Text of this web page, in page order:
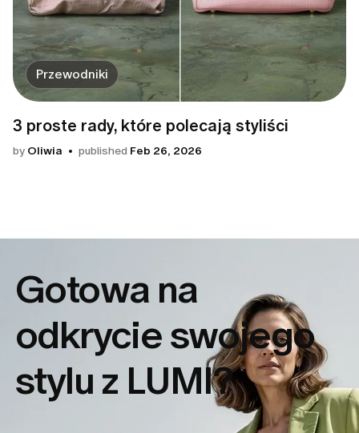
Przewodniki
3 proste rady, które polecają styliści
by Oliwia published Feb 26, 2026
Gotowa na
odkrycieswojego
stylu z LUMI?